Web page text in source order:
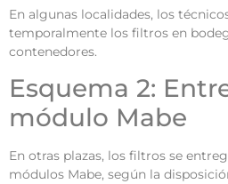
En algunas localidades, los
temporalmente los filtros en
contenedores.
Esquema 2:
módulo Mabe
En otras plazas, los filtros se
módulos Mabe, según la